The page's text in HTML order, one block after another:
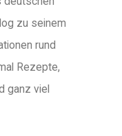
zu seinem
rund
Rezepte,
ganz viel